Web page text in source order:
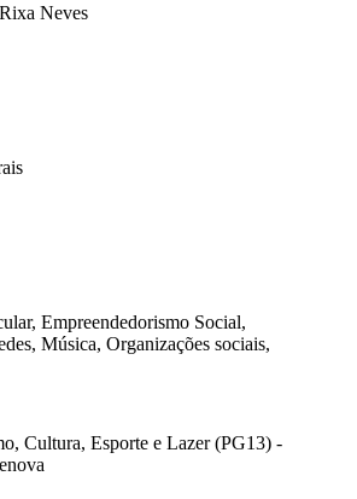
Neves
Empreendedorismo Social,
Música, Organizações sociais,
Cultura, Esporte e Lazer (PG13) -